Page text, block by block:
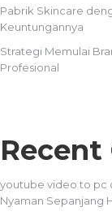
Pabrik Skincare
Keuntungannya
Strategi Memulai
Profesional
youtube video to pc
Nyaman Sepanjang